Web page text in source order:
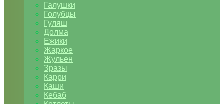
Галушки
Голубцы
Гуляш
Долма
Ежики
Жаркое
Жульен
Зразы
Карри
Каши
Кебаб